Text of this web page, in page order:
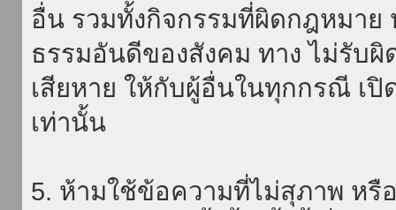
อื่น รวมทั้งกิจกรรมที่ผิดกฎหมาย
ธรรมอันดีของสังคม ทาง ไม่รับ
เสียหาย ให้กับผู้อื่นในทุกกรณี เปิ
เท่านั้น
5. ห้ามใช้ข้อความที่ไม่สุภาพ หรื